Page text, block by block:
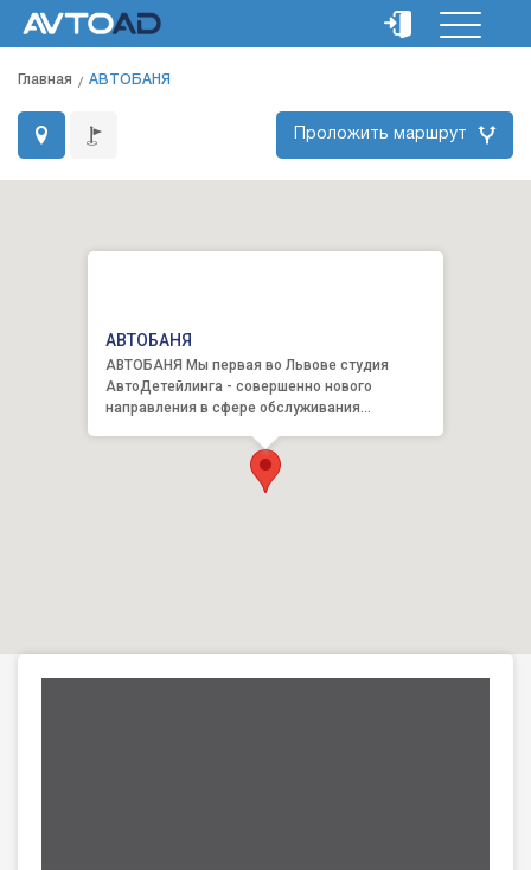
Главная АВТОБАНЯ
Проложить маршрут
АВТОБАНЯ
АВТОБАНЯ Мы первая во Львове студия
АвтоДетейлинга - совершенно нового
направления в сфере обслуживания